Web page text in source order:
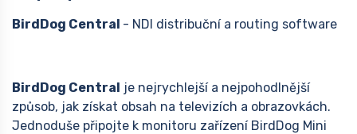
BirdDog Central - NDI distribuční a routing software
BirdDog Central je nejrychlejší a nejpohodlnější
způsob, jak získat obsah na televizích a obrazovkách.
Jednoduše připojte k monitoru zařízení BirdDog Mini